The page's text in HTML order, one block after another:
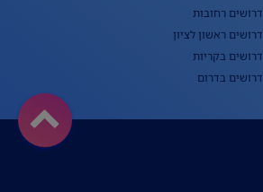
דרושים רחובות
דרושים ראשון לציון
דרושים בקריות
דרושים בדרום